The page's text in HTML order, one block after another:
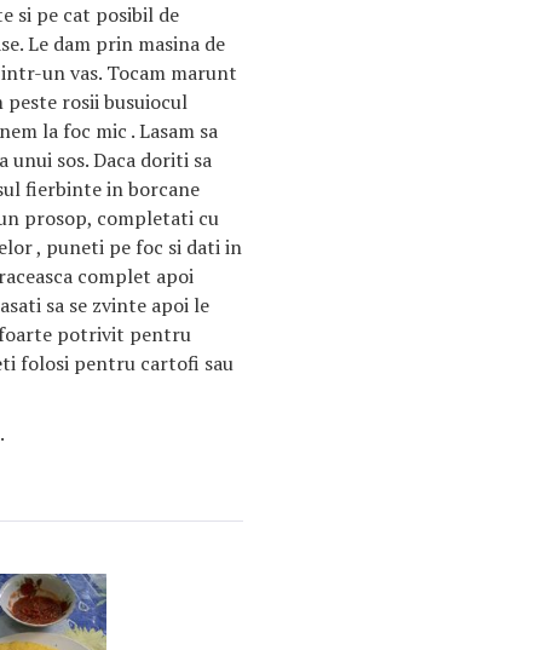
si pe cat posibil de
Le dam prin masina de
un vas. Tocam marunt
peste rosii busuiocul
la foc mic . Lasam sa
sos. Daca doriti sa
fierbinte in borcane
prosop, completati cu
, puneti pe foc si dati in
complet apoi
sa se zvinte apoi le
foarte potrivit pentru
folosi pentru cartofi sau
.